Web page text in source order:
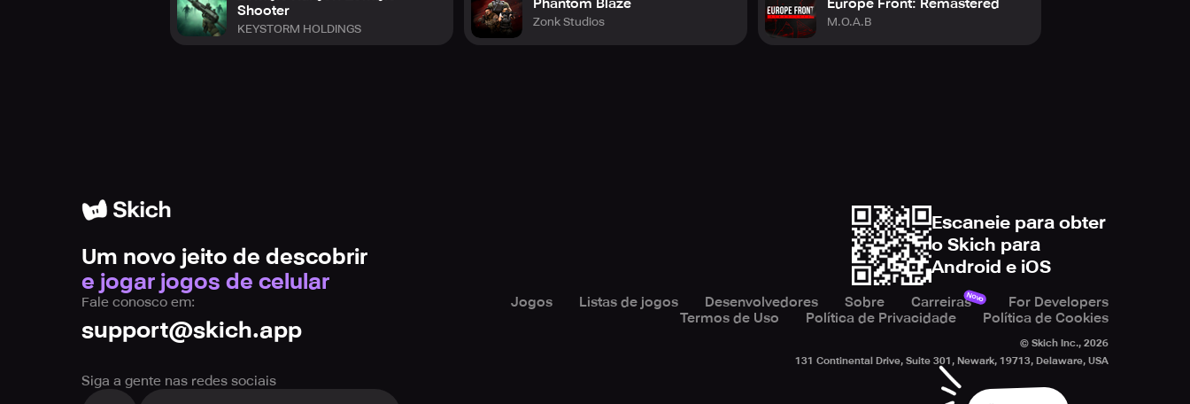
Shooter
KEYSTORM HOLDINGS
Zonk Studios M.O.A.B
Um novo jeito de descobrir
e jogar jogos de celular
Escaneie para obter
o Skich para
Android e iOS
Fale conosco em:
support@skich.app
Jogos Listas de jogos Desenvolvedores Sobre CarreirasNovo
For Developers
Termos de Uso
Política de Privacidade Política de Cookies
© Skich Inc., 2026
131 Continental Drive, Suite 301, Newark, 19713, Delaware, USA
Siga a gente nas redes sociais